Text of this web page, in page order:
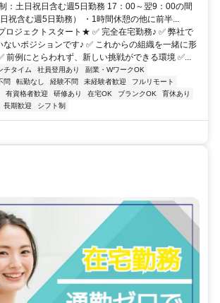
：土日祝日含む週5日勤務 17：00～翌9：00の間
祝含む週5日勤務） ・1時間休憩の他に前半...
ジェクトスタート★ ✅ 完全在宅勤務♪ ✅ 弊社で
ないポジションです♪ ✅ これからの組織を一緒に形
前例にとらわれず、新しい挑戦ができる環境 ✅...
チタイム 社員登用あり
副業・WワークOK
問 転勤なし 経験不問 未経験者歓迎
フルリモート
有資格者歓迎 研修あり 在宅OK ブランクOK
育休あり
長期歓迎 シフト制